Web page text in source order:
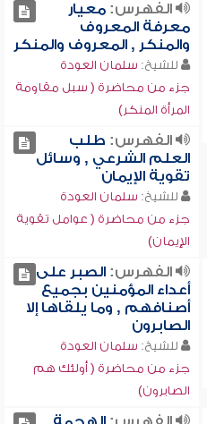
الفهرس:معيار
معرفة المعروف
والمنكر , المعروف والمنكر
للشيخ: سلمان العودة
جزء من محاضرة ( سبل مقاومة
المرأة المنكر)
الفهرس: طلب
العلم الشرعي , وسائل
تقوية الإيمان
للشيخ: سلمان العودة
جزء من محاضرة ( عوامل تقوية
الإيمان)
الفهرس:الصبر على
أعداء المؤمنين بجميع
أصنافهم , وما يلقاها إلا
الصابرون
للشيخ: سلمان العودة
جزء من محاضرة ( أولئك هم
الصابرون)